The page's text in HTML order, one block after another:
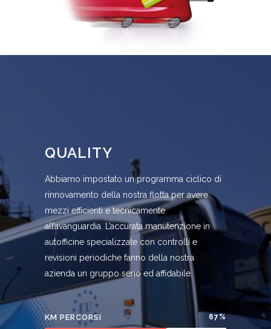
QUALITY
Abbiamo impostato un programma ciclico di
rinnovamento della nostra flotta per avere
mezzi efficienti e tecnicamente
all’avanguardia. L’accurata manutenzione in
autofficine specializzate con controlli e
revisioni periodiche fanno della nostra
azienda un gruppo serio ed affidabile.
KM PERCORSI 67%